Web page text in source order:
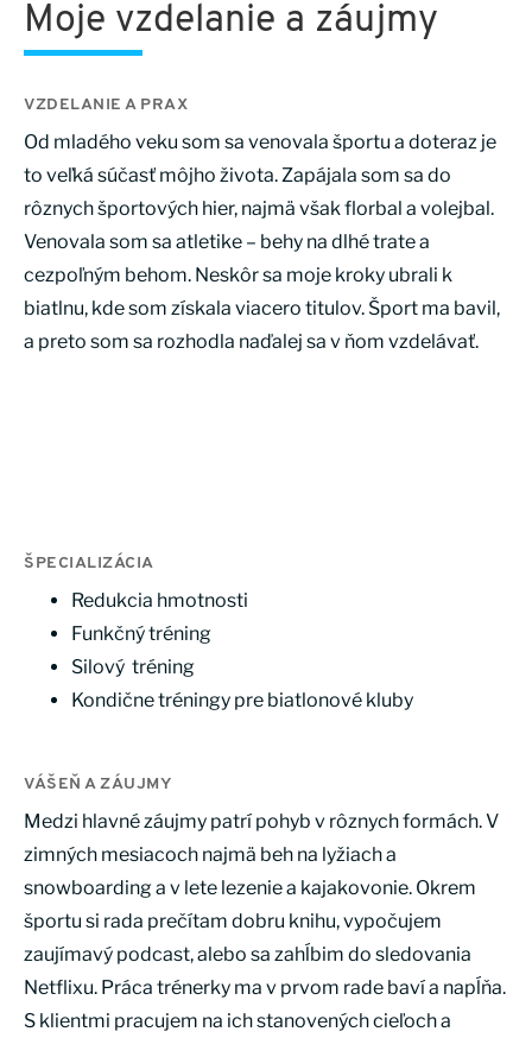
Moje vzdelanie a záujmy
VZDELANIE A PRAX
Od mladého veku som sa venovala športu a doteraz je
to veľká súčasť môjho života. Zapájala som sa do
rôznych športových hier, najmä však florbal a volejbal.
Venovala som sa atletike – behy na dlhé trate a
cezpoľným behom. Neskôr sa moje kroky ubrali k
biatlnu, kde som získala viacero titulov. Šport ma bavil,
a preto som sa rozhodla naďalej sa v ňom vzdelávať.
ŠPECIALIZÁCIA
Redukcia hmotnosti
Funkčný tréning
Silový tréning
Kondične tréningy pre biatlonové kluby
VÁŠEŇ A ZÁUJMY
Medzi hlavné záujmy patrí pohyb v rôznych formách. V
zimných mesiacoch najmä beh na lyžiach a
snowboarding a v lete lezenie a kajakovonie. Okrem
športu si rada prečítam dobru knihu, vypočujem
zaujímavý podcast, alebo sa zahĺbim do sledovania
Netflixu. Práca trénerky ma v prvom rade baví a napĺňa.
S klientmi pracujem na ich stanovených cieľoch a